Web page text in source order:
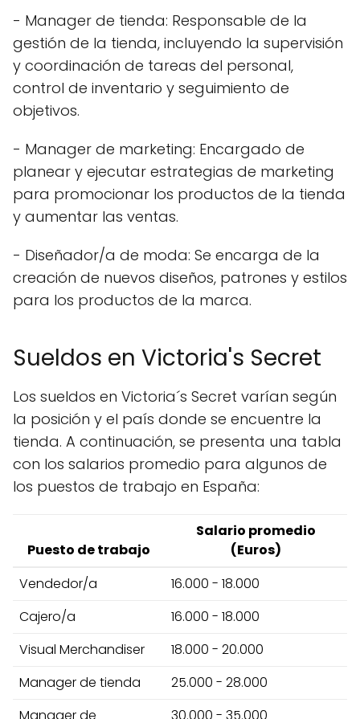
- Manager de tienda: Responsable de la
gestión de la tienda, incluyendo la supervisión
y coordinación de tareas del personal,
control de inventario y seguimiento de
objetivos.
- Manager de marketing: Encargado de
planear y ejecutar estrategias de marketing
para promocionar los productos de la tienda
y aumentar las ventas.
- Diseñador/a de moda: Se encarga de la
creación de nuevos diseños, patrones y estilos
para los productos de la marca.
Sueldos en Victoria's Secret
Los sueldos en Victoria´s Secret varían según
la posición y el país donde se encuentre la
tienda. A continuación, se presenta una tabla
con los salarios promedio para algunos de
los puestos de trabajo en España:
Puesto de trabajo
Salario promedio
(Euros)
Vendedor/a
16.000 - 18.000
Cajero/a
16.000 - 18.000
Visual Merchandiser
18.000 - 20.000
Manager de tienda
25.000 - 28.000
Manager de
30.000 - 35.000